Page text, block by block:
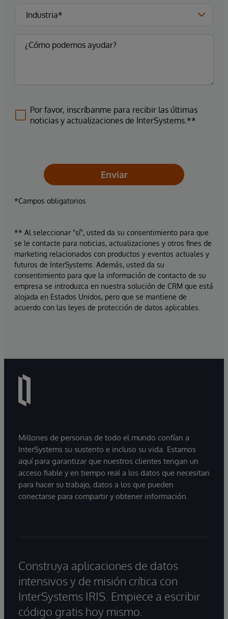
Por favor, inscríbanme para recibir las últimas
noticias y actualizaciones de InterSystems.**
Enviar
*Campos obligatorios
** Al seleccionar "sí", usted da su consentimiento para que
se le contacte para noticias, actualizaciones y otros fines de
marketing relacionados con productos y eventos actuales y
futuros de InterSystems. Además, usted da su
consentimiento para que la información de contacto de su
empresa se introduzca en nuestra solución de CRM que está
alojada en Estados Unidos, pero que se mantiene de
acuerdo con las leyes de protección de datos aplicables.
Millones de personas de todo el mundo confían a
InterSystems su sustento e incluso su vida. Estamos
aquí para garantizar que nuestros clientes tengan un
acceso fiable y en tiempo real a los datos que necesitan
para hacer su trabajo, datos a los que pueden
conectarse para compartir y obtener información.
Construya aplicaciones de datos
intensivos y de misión crítica con
InterSystems IRIS. Empiece a escribir
código gratis hoy mismo.